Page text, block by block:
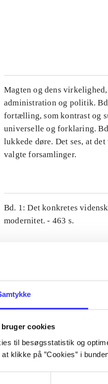
bruger cookies
til besøgsstatistik og
klikke på ”Cookies” i
Magten og dens
administration og politik.
fortælling, som kontrast og
universelle og forklaring.
lukkede døre. Det ses, at
valgte forsamlinger.
Bd. 1: Det konkretes
modernitet. - 463 s.